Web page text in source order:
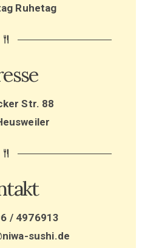
Ruhetag
Str. 88
/ 4976913
sushi.de